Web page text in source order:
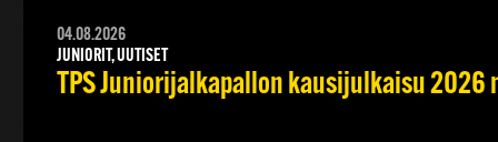
04.08.2026
JUNIORIT, UUTISET
TPS Juniorijalkapallon kausijulkaisu 2026